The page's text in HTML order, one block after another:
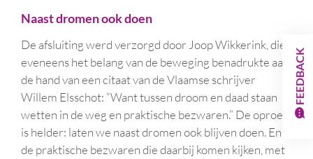
Naast dromen ook doen
De afsluiting werd verzorgd door Joop Wikkerink, die
eveneens het belang van de beweging benadrukte aan
de hand van een citaat van de Vlaamse schrijver
Willem Elsschot: “Want tussen droom en daad staan
wetten in de weg en praktische bezwaren.” De oproep
is helder: laten we naast dromen ook blijven doen. En
de praktische bezwaren die daarbij komen kijken, met
FEEDBACK